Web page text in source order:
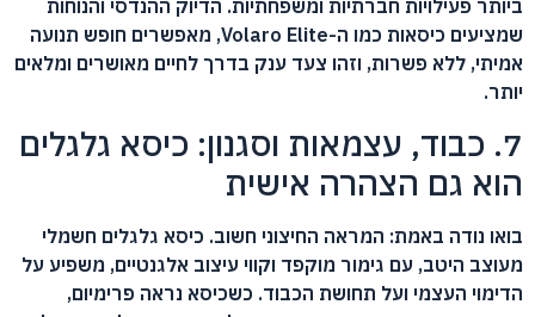
ביותר פעילויות חברתיות ומשפחתיות. הדיוק ההנדסי והנוחות
שמציעים כיסאות כמו ה-Volaro Elite, מאפשרים חופש תנועה
אמיתי, ללא פשרות, וזהו צעד ענק בדרך לחיים מאושרים ומלאים
יותר.
7. כבוד, עצמאות וסגנון: כיסא גלגלים
הוא גם הצהרה אישית
בואו נודה באמת: המראה החיצוני חשוב. כיסא גלגלים חשמלי
מעוצב היטב, עם גימור מוקפד וקווי עיצוב אלגנטיים, משפיע על
הדימוי העצמי ועל תחושת הכבוד. כשכיסא נראה פרימיום,